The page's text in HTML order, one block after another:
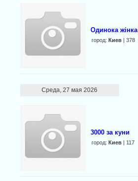
Одинока жінка
город: Киев| 378
Среда, 27 мая 2026
3000 за куни
город: Киев| 117